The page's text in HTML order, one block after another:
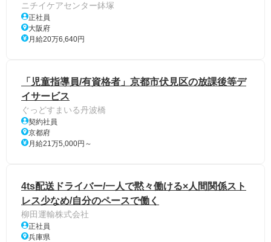
ニチイケアセンター鉢塚
正社員
大阪府
月給20万6,640円
「児童指導員/有資格者」京都市伏見区の放課後等デ
イサービス
ぐっどすまいる丹波橋
契約社員
京都府
月給21万5,000円～
4ts配送ドライバー/一人で黙々働ける×人間関係スト
レス少なめ/自分のペースで働く
柳田運輸株式会社
正社員
兵庫県